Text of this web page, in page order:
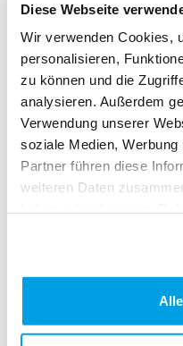
Diese Webseite
Wir verwenden Cookies,
personalisieren,
zu können und die
analysieren. Außerdem
Verwendung unserer
soziale Medien,
Partner führen diese
weiteren Daten